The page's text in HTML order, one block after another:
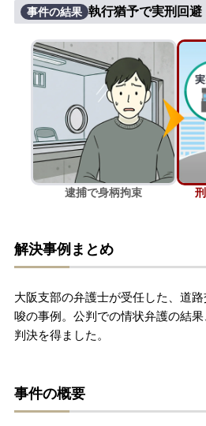
刑事事件でお困りの方
刑事事件の無料相談
接見・面会を弁護士に依
刑事事件を示談で解決し
弁護士紹介
弁護士費用
解決実績
事件の結果 執行猶予で実刑回避
逮捕で身柄拘束
解決事例まとめ
大阪支部の弁護士が受任した、道
唆の事例。公判での情状弁護の結
判決を得ました。
事件の概要